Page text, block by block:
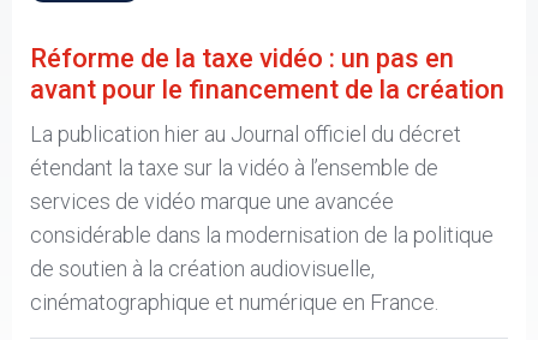
Réforme de la taxe vidéo : un pas en
avant pour le financement de la création
La publication hier au Journal officiel du décret
étendant la taxe sur la vidéo à l’ensemble de
services de vidéo marque une avancée
considérable dans la modernisation de la politique
de soutien à la création audiovisuelle,
cinématographique et numérique en France.